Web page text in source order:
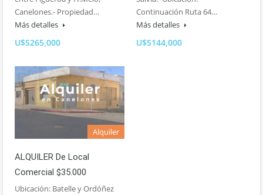
Canelones.- Propiedad…
Más detalles
U$S265,000
Continuación Ruta 64…
Más detalles
U$S144,000
Alquiler
ALQUILER De Local
Comercial $35.000
Ubicación: Batelle y Ordóñez